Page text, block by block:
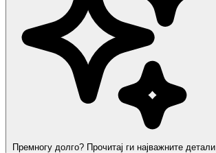
Премногу долго? Прочитај ги најважните детали